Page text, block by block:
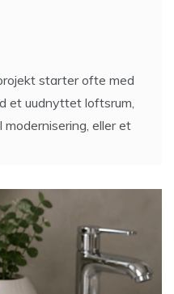
starter ofte med
et uudnyttet loftsrum,
eller et